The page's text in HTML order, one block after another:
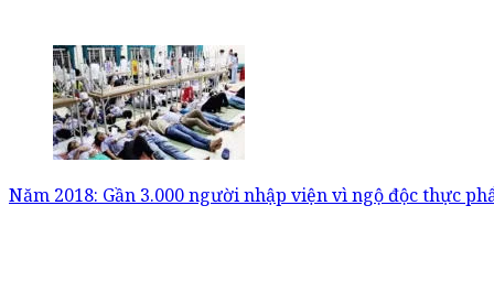
Năm 2018: Gần 3.000 người nhập viện vì ngộ độc thực